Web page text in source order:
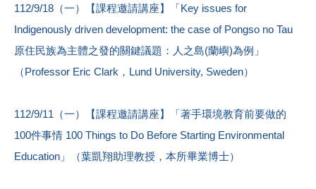
112/9/18（一）【課程邀請講座】「Key issues for
Indigenously driven development: the case of Pongso no Tau
原住民族為主體之發的關鍵議題：人之島(蘭嶼)為例」
（Professor Eric Clark，Lund University, Sweden）
112/9/11（一）【課程邀請講座】「著手環境教育前要做的
100件事情 100 Things to Do Before Starting Environmental
Education」（葉凱翔助理教授，本所畢業博士）